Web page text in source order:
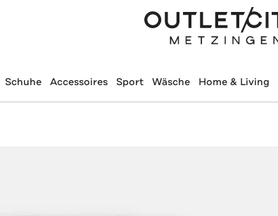
Schuhe Accessoires Sport Wäsche Home & Living